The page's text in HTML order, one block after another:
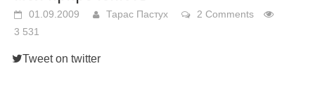
01.09.2009 Тарас Пастух
2 Comments
3 531
Tweet on twitter